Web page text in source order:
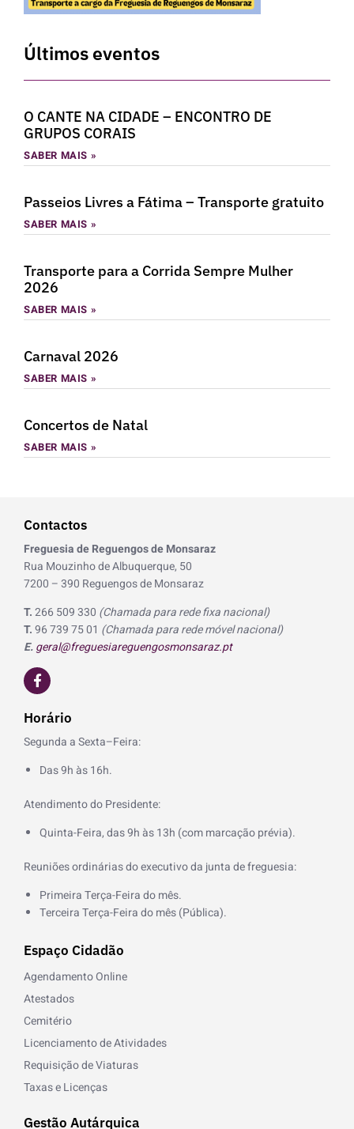
Últimos eventos
O CANTE NA CIDADE – ENCONTRO DE
GRUPOS CORAIS
SABER MAIS »
Passeios Livres a Fátima – Transporte gratuito
SABER MAIS »
Transporte para a Corrida Sempre Mulher
2026
SABER MAIS »
Carnaval 2026
SABER MAIS »
Concertos de Natal
SABER MAIS »
Contactos
Freguesia de Reguengos de Monsaraz
Rua Mouzinho de Albuquerque, 50
7200 – 390 Reguengos de Monsaraz
T.266 509 330 (Chamada para rede fixa nacional)
T.96 739 75 01 (Chamada para rede móvel nacional)
E.geral@freguesiareguengosmonsaraz.pt
F
a
c
e
b
o
o
k
Horário
Segunda a Sexta–Feira:
Das 9h às 16h.
Atendimento do Presidente:
Quinta-Feira, das 9h às 13h (com marcação prévia).
Reuniões ordinárias do executivo da junta de freguesia:
Primeira Terça-Feira do mês.
Terceira Terça-Feira do mês (Pública).
Espaço Cidadão
Agendamento Online
Atestados
Cemitério
Licenciamento de Atividades
Requisição de Viaturas
Taxas e Licenças
Gestão Autárquica